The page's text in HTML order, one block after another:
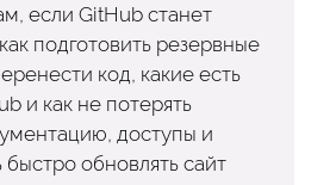
если GitHub станет
подготовить резервные
код, какие есть
и как не потерять
доступы и
обновлять сайт